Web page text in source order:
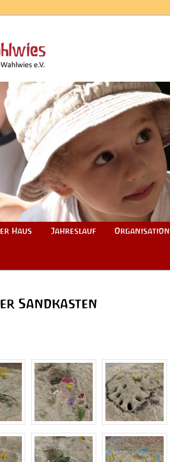
Haus Jahreslauf Organisation
Sandkasten